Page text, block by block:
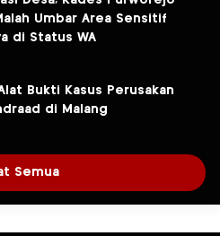
Umbar Area Sensitif
di Status WA
Bukti Kasus Perusakan
di Malang
Semua